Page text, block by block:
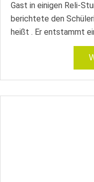
Gast in einigen Reli-
berichtete den
heißt . Er entstammt